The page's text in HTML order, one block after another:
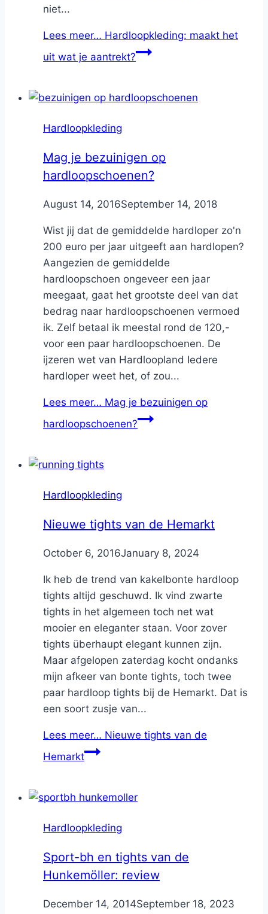
niet...
Lees meer… Hardloopkleding: maakt het
uit wat je aantrekt?
Hardloopkleding
Mag je bezuinigen op
hardloopschoenen?
ByNicole
August 14, 2016September 14, 2018
Wist jij dat de gemiddelde hardloper zo'n
200 euro per jaar uitgeeft aan hardlopen?
Aangezien de gemiddelde
hardloopschoen ongeveer een jaar
meegaat, gaat het grootste deel van dat
bedrag naar hardloopschoenen vermoed
ik. Zelf betaal ik meestal rond de 120,-
voor een paar hardloopschoenen. De
ijzeren wet van Hardloopland Iedere
hardloper weet het, of zou...
Lees meer… Mag je bezuinigen op
hardloopschoenen?
Hardloopkleding
Nieuwe tights van de Hemarkt
ByNicole
October 6, 2016January 8, 2024
Ik heb de trend van kakelbonte hardloop
tights altijd geschuwd. Ik vind zwarte
tights in het algemeen toch net wat
mooier en eleganter staan. Voor zover
tights überhaupt elegant kunnen zijn.
Maar afgelopen zaterdag kocht ondanks
mijn afkeer van bonte tights, toch twee
paar hardloop tights bij de Hemarkt. Dat is
een soort zusje van...
Lees meer… Nieuwe tights van de
Hemarkt
Hardloopkleding
Sport-bh en tights van de
Hunkemöller: review
ByNicole
December 14, 2014September 18, 2023